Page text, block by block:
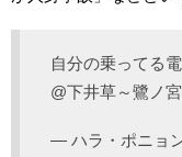
自分の乗ってる
@下井草～鷺ノ宮
— ハラ・ポニョ